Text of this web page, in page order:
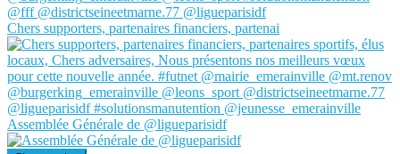
Chers supporters, partenaires financiers, partenai
Assemblée Générale de @ligueparisidf